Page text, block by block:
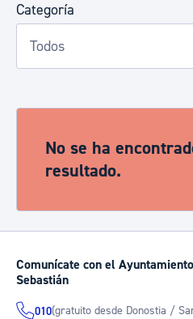
Categoría
No se ha
resultado.
Comunícate con el
Sebastián
010(gratuito desde Donostia /